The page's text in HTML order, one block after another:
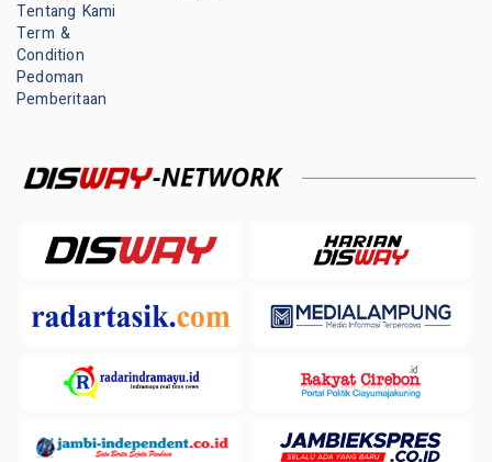
Tentang Kami
Term &
Condition
Pedoman
Pemberitaan